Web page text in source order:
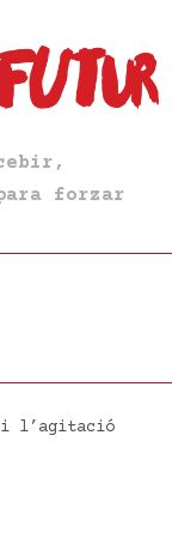
forzar
l’agitació